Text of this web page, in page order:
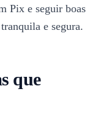
Pix e seguir boas
e segura.
que